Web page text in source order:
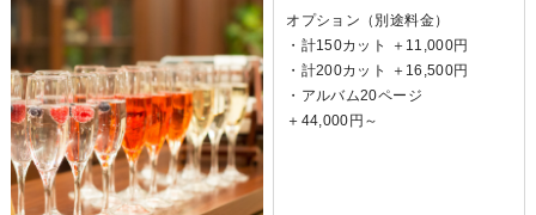
オプション（別途料金）
・計150カット ＋11,000円
・計200カット ＋16,500円
・アルバム20ページ
＋44,000円～